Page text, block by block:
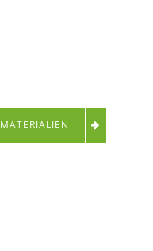
MATERIALIEN